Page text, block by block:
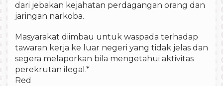
dari jebakan kejahatan perdagangan orang dan
jaringan narkoba.
Masyarakat diimbau untuk waspada terhadap
tawaran kerja ke luar negeri yang tidak jelas dan
segera melaporkan bila mengetahui aktivitas
perekrutan ilegal.*
Red